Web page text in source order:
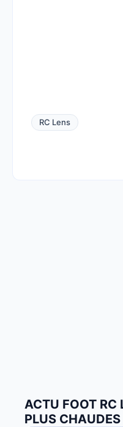
RC Lens
ACTU FOOT RC
PLUS CHAUDES